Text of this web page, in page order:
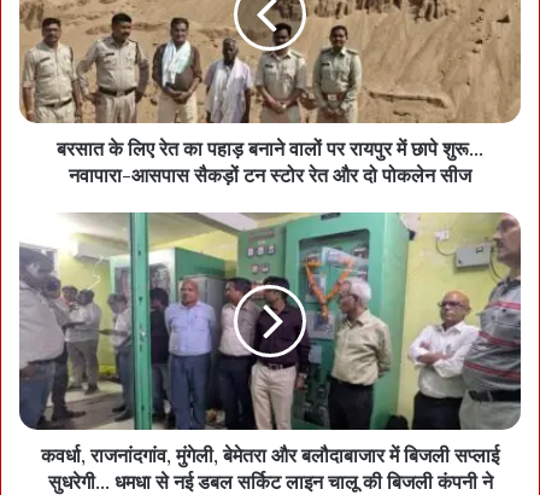
बरसात के लिए रेत का पहाड़ बनाने वालों पर रायपुर में छापे शुरू…
नवापारा-आसपास सैकड़ों टन स्टोर रेत और दो पोकलेन सीज
कवर्धा, राजनांदगांव, मुंगेली, बेमेतरा और बलौदाबाजार में बिजली सप्लाई
सुधरेगी… धमधा से नई डबल सर्किट लाइन चालू की बिजली कंपनी ने